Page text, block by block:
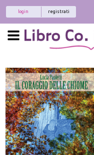
registrati
login